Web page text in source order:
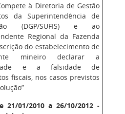
à Diretoria de Gestão
da Superintendência de
(DGP/SUFIS) e ao
Regional da Fazenda
do estabelecimento de
mineiro declarar a
e a falsidade de
fiscais, nos casos previstos
21/01/2010 a 26/10/2012 -